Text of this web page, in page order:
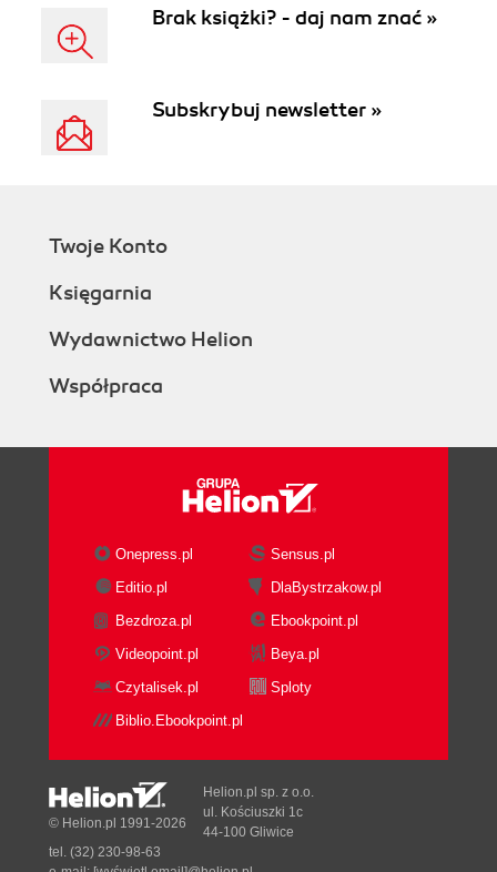
Brak książki? - daj nam znać »
Subskrybuj newsletter »
Twoje Konto
Księgarnia
Wydawnictwo Helion
Współpraca
Onepress.pl
Sensus.pl
Editio.pl
DlaBystrzakow.pl
Bezdroza.pl
Ebookpoint.pl
Videopoint.pl
Beya.pl
Czytalisek.pl
Sploty
Biblio.Ebookpoint.pl
© Helion.pl 1991-2026
Helion.pl sp. z o.o.
ul. Kościuszki 1c
44-100 Gliwice
tel. (32) 230-98-63